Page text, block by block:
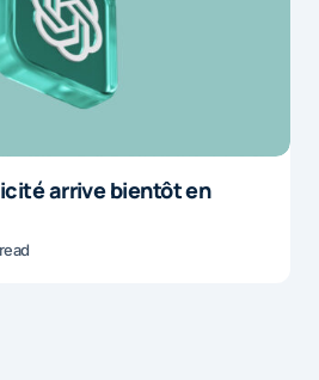
arrive bientôt en